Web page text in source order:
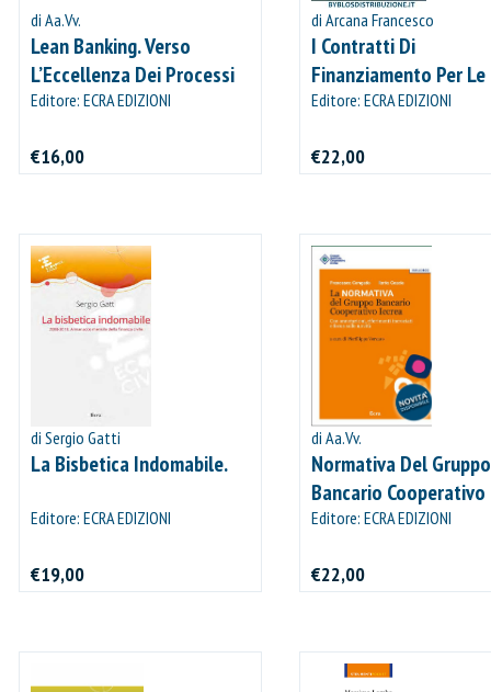
di Aa.Vv.
Lean Banking. Verso
L’Eccellenza Dei Processi
Editore: ECRA EDIZIONI
€16,00
di Arcana Francesco
I Contratti Di
Finanziamento Per Le
Imprese
Editore: ECRA EDIZIONI
€22,00
di Sergio Gatti
La Bisbetica Indomabile.
Editore: ECRA EDIZIONI
€19,00
di Aa.Vv.
Normativa Del Gruppo
Bancario Cooperativo
Iccrea
Editore: ECRA EDIZIONI
€22,00
IL MIO CARRELLO
stai aggiungendo questo articolo: